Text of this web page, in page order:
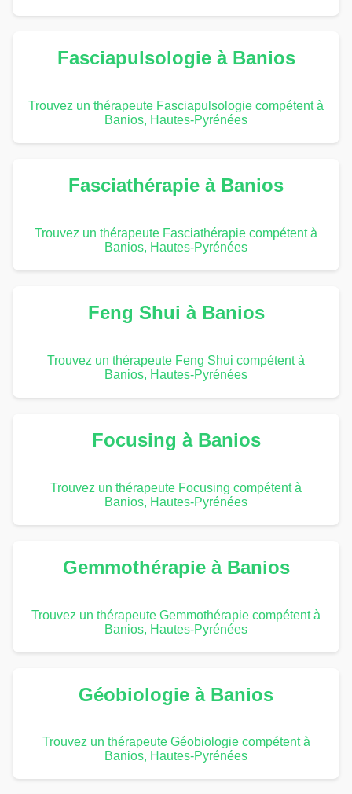
Fasciapulsologie à Banios
Trouvez un thérapeute Fasciapulsologie compétent à
Banios, Hautes-Pyrénées
Fasciathérapie à Banios
Trouvez un thérapeute Fasciathérapie compétent à
Banios, Hautes-Pyrénées
Feng Shui à Banios
Trouvez un thérapeute Feng Shui compétent à
Banios, Hautes-Pyrénées
Focusing à Banios
Trouvez un thérapeute Focusing compétent à
Banios, Hautes-Pyrénées
Gemmothérapie à Banios
Trouvez un thérapeute Gemmothérapie compétent à
Banios, Hautes-Pyrénées
Géobiologie à Banios
Trouvez un thérapeute Géobiologie compétent à
Banios, Hautes-Pyrénées